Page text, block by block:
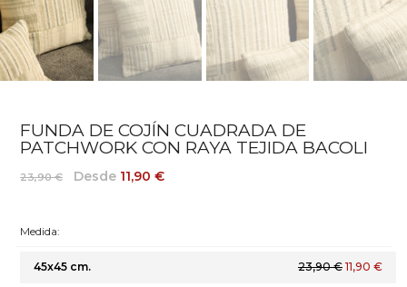
FUNDA DE COJÍN CUADRADA DE
PATCHWORK CON RAYA TEJIDA BACOLI
23,90 € Desde 11,90 €
Medida:
45x45 cm. 23,90 € 11,90 €